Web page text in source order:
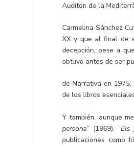
Auditori de la
Carmelina Sánchez
XX y que al final de
decepción, pese a
obtuvo antes de ser
de Narrativa en
de los libros
Y también, aunque
persona” (1969), “Els
publicaciones como